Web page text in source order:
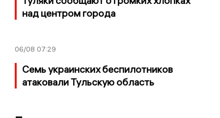
над центром города
06/08 07:29
Семь украинских беспилотников
атаковали Тульскую область